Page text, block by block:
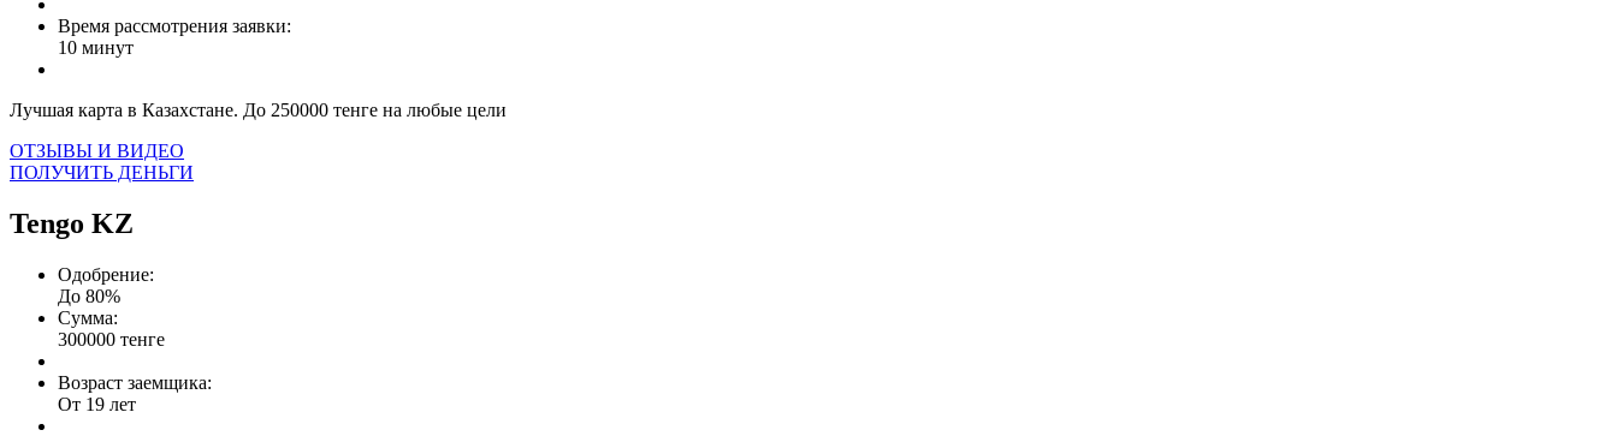
Время рассмотрения заявки:
10 минут
Лучшая карта в Казахстане. До 250000 тенге на любые цели
ОТЗЫВЫ И ВИДЕО
ПОЛУЧИТЬ ДЕНЬГИ
Tengo KZ
Одобрение:
До 80%
Сумма:
300000 тенге
Возраст заемщика:
От 19 лет